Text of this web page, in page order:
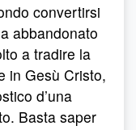
convertirsi
abbandonato
a tradire la
in Gesù Cristo,
d’una
Basta saper